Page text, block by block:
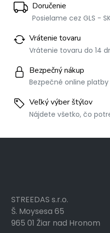
Doručenie
Posielame cez GLS -
Vrátenie tovaru
Vrátenie tovaru do 14
Bezpečný nákup
Bezpečné online platby
Veľký výber štýlov
Nájdete všetko, čo
STREEDAS s.r.o.
Š. Moysesa 65
965 01 Žiar nad Hronom